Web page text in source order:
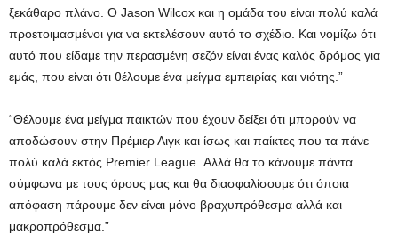
ξεκάθαρο πλάνο. Ο Jason Wilcox και η ομάδα του είναι πολύ καλά
προετοιμασμένοι για να εκτελέσουν αυτό το σχέδιο. Και νομίζω ότι
αυτό που είδαμε την περασμένη σεζόν είναι ένας καλός δρόμος για
εμάς, που είναι ότι θέλουμε ένα μείγμα εμπειρίας και νιότης.”
“Θέλουμε ένα μείγμα παικτών που έχουν δείξει ότι μπορούν να
αποδώσουν στην Πρέμιερ Λιγκ και ίσως και παίκτες που τα πάνε
πολύ καλά εκτός Premier League. Αλλά θα το κάνουμε πάντα
σύμφωνα με τους όρους μας και θα διασφαλίσουμε ότι όποια
απόφαση πάρουμε δεν είναι μόνο βραχυπρόθεσμα αλλά και
μακροπρόθεσμα.”